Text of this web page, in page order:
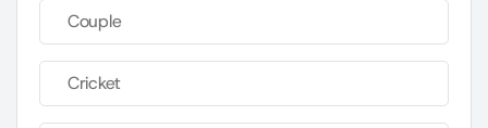
Couple
Cricket